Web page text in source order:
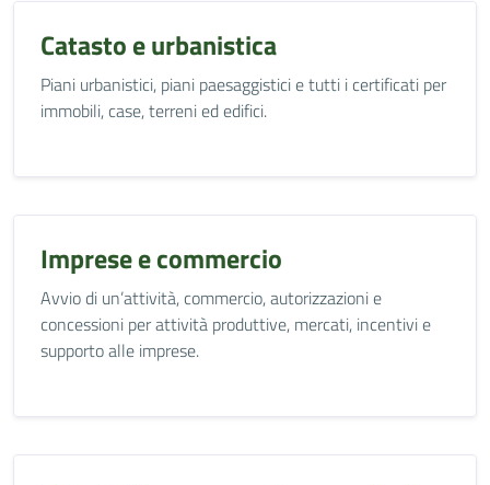
Catasto e urbanistica
Piani urbanistici, piani paesaggistici e tutti i certificati per
immobili, case, terreni ed edifici.
Imprese e commercio
Avvio di un’attività, commercio, autorizzazioni e
concessioni per attività produttive, mercati, incentivi e
supporto alle imprese.